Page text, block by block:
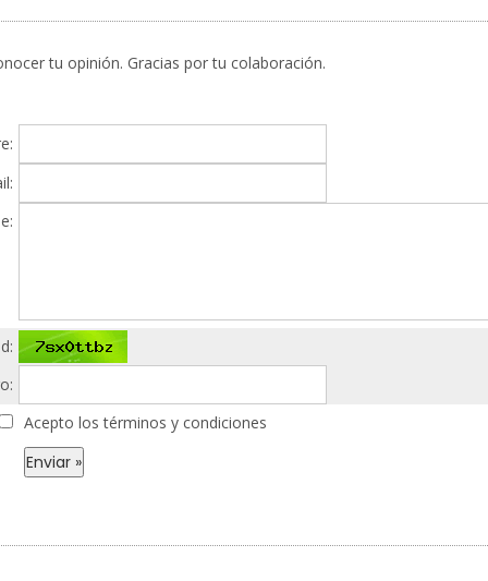
tu opinión. Gracias por tu colaboración.
Acepto los términos y condiciones